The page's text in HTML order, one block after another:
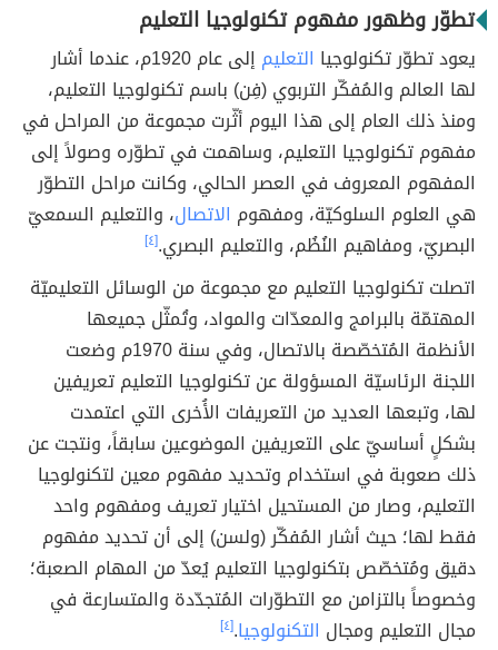
تطوّر وظهور مفهوم تكنولوجيا التعليم
يعود تطوّر تكنولوجيا التعليم
إلى عام 1920م، عندما أشار
لها العالم والمُفكّر التربوي (فِن) باسم تكنولوجيا التعليم،
ومنذ ذلك العام إلى هذا اليوم أثّرت مجموعة من المراحل في
مفهوم تكنولوجيا التعليم، وساهمت في تطوّره وصولاً إلى
المفهوم المعروف في العصر الحالي، وكانت مراحل التطوّر
هي العلوم السلوكيّة، ومفهوم الاتصال، والتعليم السمعيّ
البصريّ، ومفاهيم النُظُم، والتعليم البصري.[٤]
اتصلت تكنولوجيا التعليم مع مجموعة من الوسائل التعليميّة
المهتمّة بالبرامج والمعدّات والمواد، وتُمثّل جميعها
الأنظمة المُتخصّصة بالاتصال، وفي سنة 1970م وضعت
اللجنة الرئاسيّة المسؤولة عن تكنولوجيا التعليم تعريفين
لها، وتبعها العديد من التعريفات الأُخرى التي اعتمدت
بشكلٍ أساسيّ على التعريفين الموضوعين سابقاً، ونتجت عن
ذلك صعوبة في استخدام وتحديد مفهوم معين لتكنولوجيا
التعليم، وصار من المستحيل اختيار تعريف ومفهوم واحد
فقط لها؛ حيث أشار المُفكّر (ولسن) إلى أن تحديد مفهوم
دقيق ومُتخصّص بتكنولوجيا التعليم يُعدّ من المهام الصعبة؛
وخصوصاً بالتزامن مع التطوّرات المُتجدّدة والمتسارعة في
مجال التعليم ومجال التكنولوجيا.[٤]